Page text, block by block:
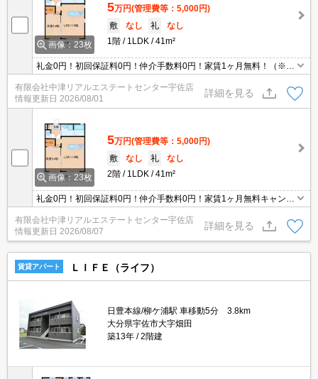
画像：23枚
5万円(管理費等：5,000円)
敷
なし 礼
なし
1階
1LDK 41m²
礼金0円！初回保証料0円！仲介手数料0円！家賃1ヶ月無料！（※個
人契約限定キャンペーン）Ｒ７年2月完成の築浅物件です。積水ハ
イム施工の賃貸物件。静かな住環境。豊後高田市内方面へのアクセ
ス良好。駐車場ＥＶ充電対応あり（利用時別途費用発生します）
有限会社中津リアルエステートセンター宇佐店
情報更新日 2026/08/01
詳細を見る
画像：23枚
5万円(管理費等：5,000円)
敷
なし 礼
なし
2階
1LDK 41m²
礼金0円！初回保証料0円！仲介手数料0円！家賃1ヶ月無料キャンペ
ーン！（※個人契約限定） R7年2月完成の築浅物件です。積水ハ
イム施工の賃貸物件。静かな住環境。駐車場EV充電対応あり（利用
時別途費用発生します）
有限会社中津リアルエステートセンター宇佐店
情報更新日 2026/08/07
詳細を見る
賃貸アパート ＬＩＦＥ（ライフ）
日豊本線/柳ケ浦駅 車移動5分 3.8km
大分県宇佐市大字畑田
築13年
2階建